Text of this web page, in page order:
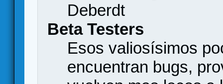
Deberdt
Beta Testers
Esos valiosísimos
encuentran bugs,